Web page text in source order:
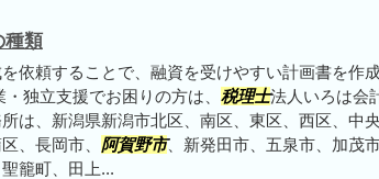
種類
依頼することで、融資を受けやすい計画書を作
独立支援でお困りの方は、 税理士法人いろは会
は、新潟県新潟市北区、南区、東区、西区、中央
、長岡市、 阿賀野市、新発田市、五泉市、加茂
籠町、田上...